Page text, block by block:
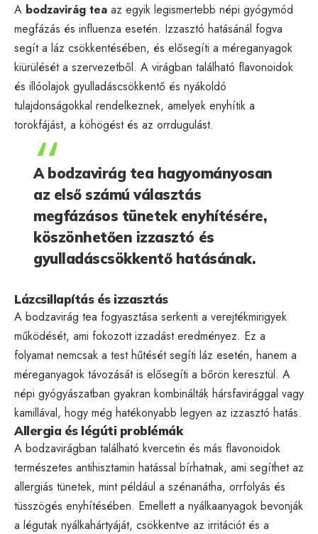
A bodzavirág tea az egyik legismertebb népi gyógymód
megfázás és influenza esetén. Izzasztó hatásánál fogva
segít a láz csökkentésében, és elősegíti a méreganyagok
kiürülését a szervezetből. A virágban található flavonoidok
és illóolajok gyulladáscsökkentő és nyákoldó
tulajdonságokkal rendelkeznek, amelyek enyhítik a
torokfájást, a köhögést és az orrdugulást.
A bodzavirág tea hagyományosan
az első számú választás
megfázásos tünetek enyhítésére,
köszönhetően izzasztó és
gyulladáscsökkentő hatásának.
Lázcsillapítás és izzasztás
A bodzavirág tea fogyasztása serkenti a verejtékmirigyek
működését, ami fokozott izzadást eredményez. Ez a
folyamat nemcsak a test hűtését segíti láz esetén, hanem a
méreganyagok távozását is elősegíti a bőrön keresztül. A
népi gyógyászatban gyakran kombinálták hársfavirággal vagy
kamillával, hogy még hatékonyabb legyen az izzasztó hatás.
Allergia és légúti problémák
A bodzavirágban található kvercetin és más flavonoidok
természetes antihisztamin hatással bírhatnak, ami segíthet az
allergiás tünetek, mint például a szénanátha, orrfolyás és
tüsszögés enyhítésében. Emellett a nyálkaanyagok bevonják
a légutak nyálkahártyáját, csökkentve az irritációt és a